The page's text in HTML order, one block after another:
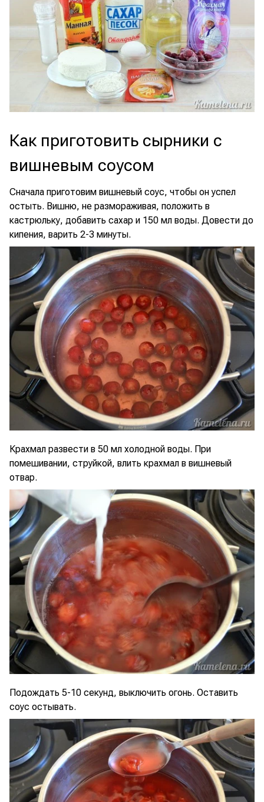
Как приготовить сырники с
вишневым соусом
Сначала приготовим вишневый соус, чтобы он успел
остыть. Вишню, не размораживая, положить в
кастрюльку, добавить сахар и 150 мл воды. Довести до
кипения, варить 2-3 минуты.
Крахмал развести в 50 мл холодной воды. При
помешивании, струйкой, влить крахмал в вишневый
отвар.
Подождать 5-10 секунд, выключить огонь. Оставить
соус остывать.